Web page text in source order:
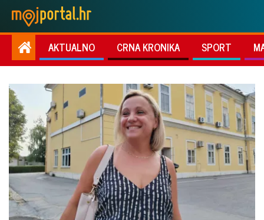
AKTUALNO CRNA KRONIKA SPORT